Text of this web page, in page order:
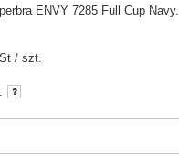
ENVY 7285 Full Cup Navy.
/szt.